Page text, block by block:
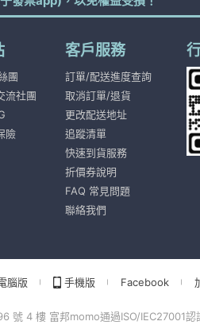
團
流社團
險
客戶服務
訂單/配送進度查詢
取消訂單/退貨
更改配送地址
追蹤清單
快速到貨服務
折價券說明
FAQ 常見問題
聯絡我們
腦版 手機版 Facebook
號 4 樓 富邦momo通過ISO/IEC27001